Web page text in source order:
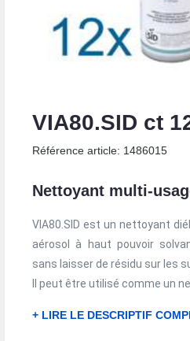
VIA80.SID ct
Référence article: 1486015
Nettoyant multi-
VIA80.SID est un nettoyant
aérosol à haut pouvoir
sans laisser de résidu sur les
Il peut être utilisé comme un
+ LIRE LE DESCRIPTIF